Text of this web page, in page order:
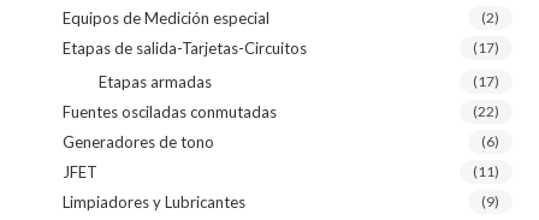
Equipos de Medición especial (2)
Etapas de salida-Tarjetas-Circuitos (17)
Etapas armadas (17)
Fuentes osciladas conmutadas (22)
Generadores de tono (6)
JFET (11)
Limpiadores y Lubricantes (9)